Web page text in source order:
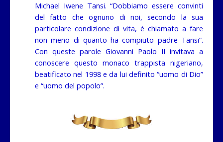
Donazione
Michael Iwene Tansi. “Dobbiamo essere convinti
del fatto che ognuno di noi, secondo la sua
particolare condizione di vita, è chiamato a fare
non meno di quanto ha compiuto padre Tansi”.
Con queste parole Giovanni Paolo II invitava a
conoscere questo monaco trappista nigeriano,
beatificato nel 1998 e da lui definito “uomo di Dio”
e “uomo del popolo”.